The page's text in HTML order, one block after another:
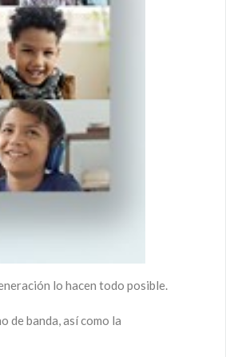
lo hacen todo posible.
de banda, así como la